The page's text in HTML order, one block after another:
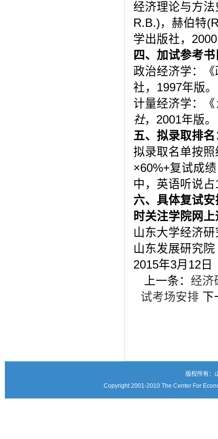
经济理论与方
R.B.)，赫伯特
学出版社，
四、加试参考
政治经济学：
社，1997年版。
计量经济学：《
社，2001年版。
五、拟录取排名
拟录取名单按
×60%+复试成
中，英语听说
六、具体复试
时关注学院网
山东大学经济研
山东发展研究院
2015年3月12日
上一条： 经济
试考场安排 下
版权所有：
Copyright 2001-2010 The Center For